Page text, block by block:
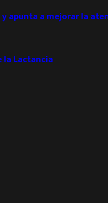
apunta a mejorar la
la Lactancia